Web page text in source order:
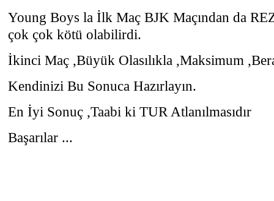
Young Boys la İlk Maç BJK Maçından da
çok çok kötü olabilirdi.
İkinci Maç ,Büyük Olasılıkla ,Maksimum
Kendinizi Bu Sonuca Hazırlayın.
En İyi Sonuç ,Taabi ki TUR Atlanılmasıdır
Başarılar ...